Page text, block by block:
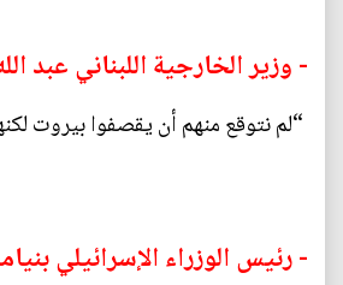
- وزير الخارجية اللبناني عبد
“لم نتوقع منهم أن يقصفوا بيروت
- رئيس الوزراء الإسرائيلي